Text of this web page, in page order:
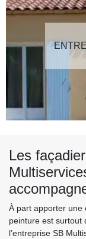
Les
À part apporter une
peinture est surtout
l’entreprise SB